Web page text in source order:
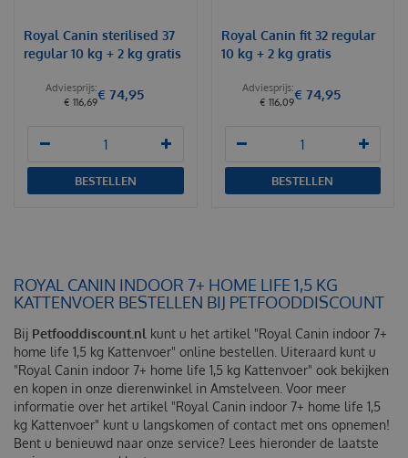
Royal Canin sterilised 37
regular 10 kg + 2 kg gratis
€ 116,69€ 74,95
BESTELLEN
Royal Canin fit 32 regular
10 kg + 2 kg gratis
€ 116,09€ 74,95
BESTELLEN
ROYAL CANIN INDOOR 7+ HOME LIFE 1,5 KG
KATTENVOER BESTELLEN BIJ PETFOODDISCOUNT
Bij Petfooddiscount.nl kunt u het artikel "Royal Canin indoor 7+
home life 1,5 kg Kattenvoer" online bestellen. Uiteraard kunt u
"Royal Canin indoor 7+ home life 1,5 kg Kattenvoer" ook bekijken
en kopen in onze dierenwinkel in Amstelveen. Voor meer
informatie over het artikel "Royal Canin indoor 7+ home life 1,5
kg Kattenvoer" kunt u langskomen of contact met ons opnemen!
Bent u benieuwd naar onze service? Lees hieronder de laatste